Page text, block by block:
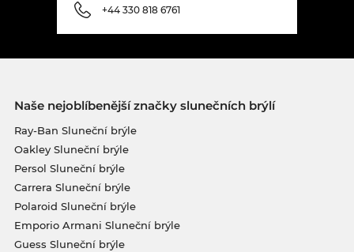
+44 330 818 6761
Naše nejoblíbenější značky slunečních brýlí
Ray-Ban Sluneční brýle
Oakley Sluneční brýle
Persol Sluneční brýle
Carrera Sluneční brýle
Polaroid Sluneční brýle
Emporio Armani Sluneční brýle
Guess Sluneční brýle